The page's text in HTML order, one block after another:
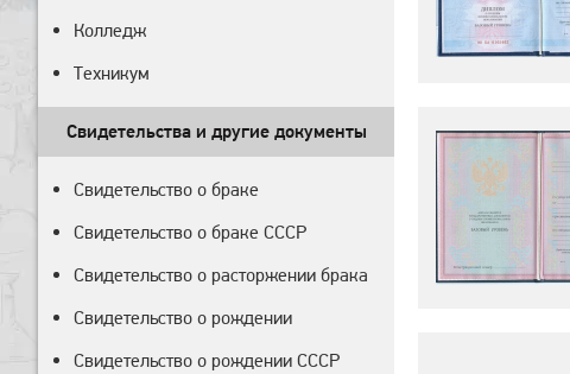
Колледж
Техникум
Свидетельства и другие документы
Свидетельство о браке
Свидетельство о браке СССР
Свидетельство о расторжении брака
Свидетельство о рождении
Свидетельство о рождении СССР